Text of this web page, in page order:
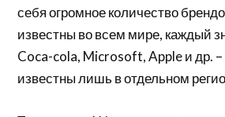
себя огромное количество
известны во всем мире, каждый
Coca-cola, Microsoft, Apple и др. –
известны лишь в отдельном